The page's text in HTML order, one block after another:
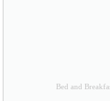
Bed and